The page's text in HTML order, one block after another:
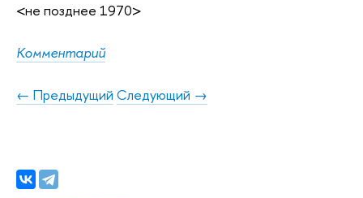
<не позднее 1970>
Комментарий
← Предыдущий Следующий →